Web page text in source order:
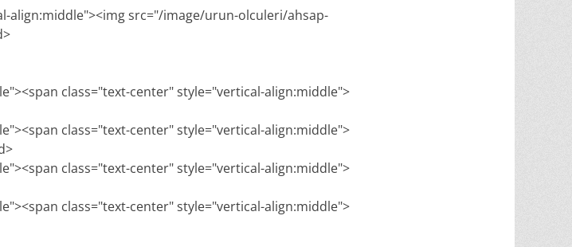
align:middle"><img src="/image/urun-olculeri/ahsap-
class="text-center" style="vertical-align:middle">
class="text-center" style="vertical-align:middle">
class="text-center" style="vertical-align:middle">
class="text-center" style="vertical-align:middle">